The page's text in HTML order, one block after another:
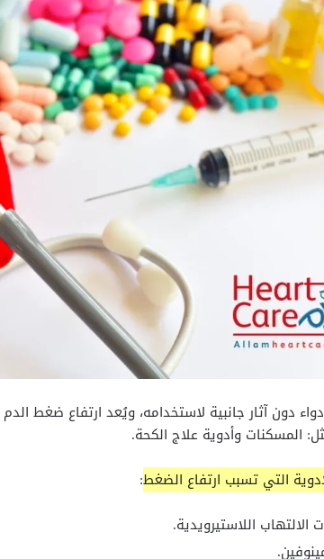
دون آثار جانبية لاستخدامه، ويُعد ارتفاع ضغط الدم
المسكنات وأدوية علاج الكحة.
التي تسبب ارتفاع الضغط:
الالتهاب اللاستيرويدية.